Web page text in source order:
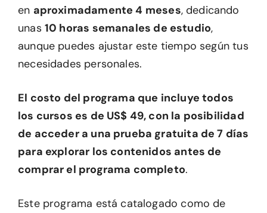
en aproximadamente 4 meses, dedicando
unas 10 horas semanales de estudio,
aunque puedes ajustar este tiempo según tus
necesidades personales.
El costo del programa que incluye todos
los cursos es de US$ 49, con la posibilidad
de acceder a una prueba gratuita de 7 días
para explorar los contenidos antes de
comprar el programa completo.
Este programa está catalogado como de